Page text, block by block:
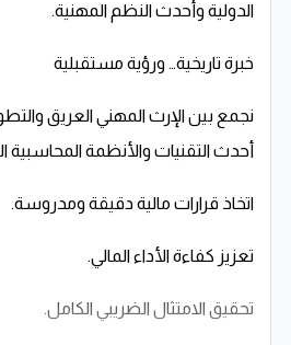
الدولية وأحدث النظم المهنية.
خبرة تاريخية… ورؤية مستقبلية
نجمع بين الإرث المهني العريق
أحدث التقنيات والأنظمة المحاسبية
اتخاذ قرارات مالية دقيقة ومدروسة.
تعزيز كفاءة الأداء المالي.
تحقيق الامتثال الضريبي الكامل.